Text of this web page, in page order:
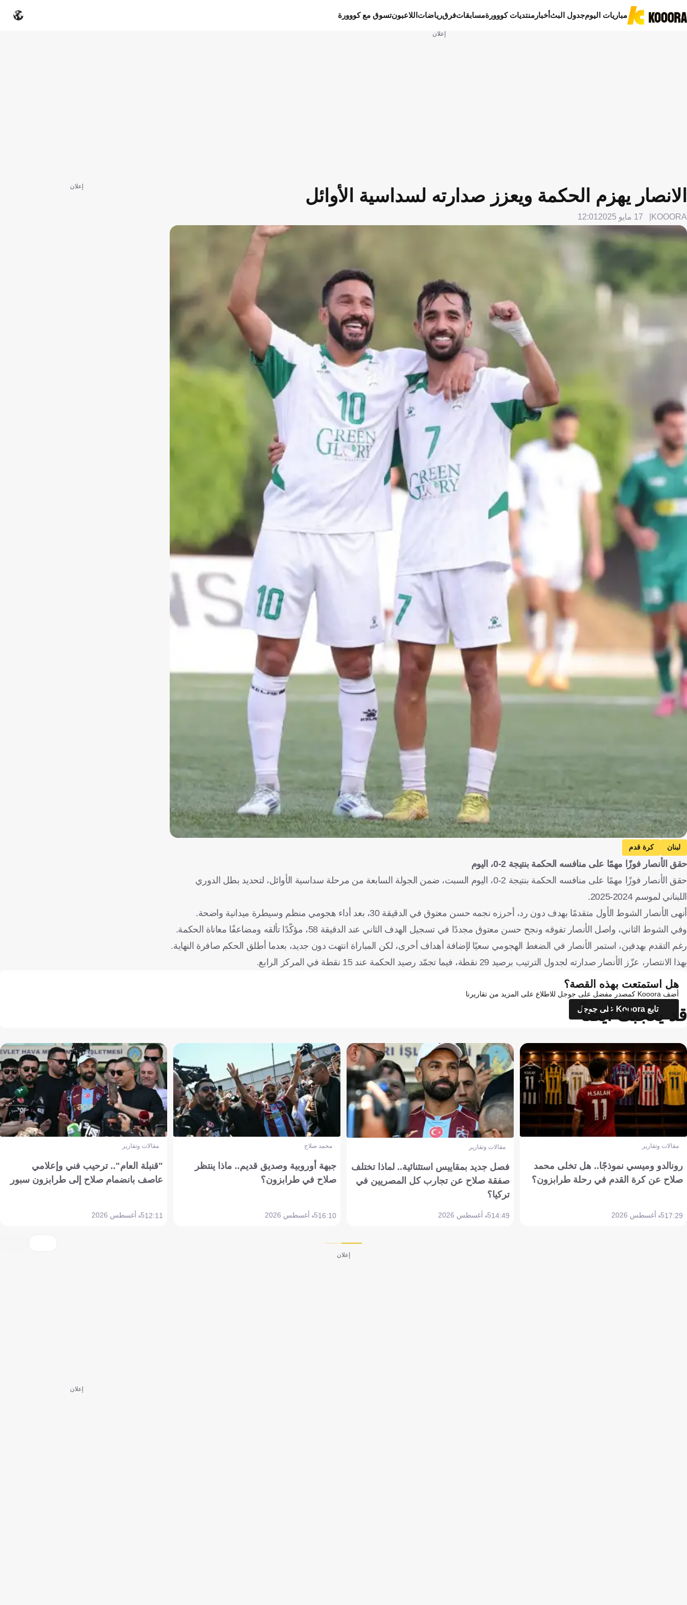
مباريات اليومجدول البثأخبار منتديات كووورةمسابقاتفرقرياضات اللاعبونتسوق مع كووورة
إعلان
الانصار يهزم الحكمة ويعزز صدارته لسداسية الأوائل
KOOORA 17 مايو 2025 12:01
لبنان كرة قدم
حقق الأنصار فوزًا مهمًا على منافسه الحكمة بنتيجة 2-0، اليوم
حقق الأنصار فوزًا مهمًا على منافسه الحكمة بنتيجة 2-0، اليوم السبت، ضمن الجولة السابعة من مرحلة سداسية الأوائل، لتحديد بطل الدوري
اللبناني لموسم 2024-2025.
أنهى الأنصار الشوط الأول متقدمًا بهدف دون رد، أحرزه نجمه حسن معتوق في الدقيقة 30، بعد أداء هجومي منظم وسيطرة ميدانية واضحة.
وفي الشوط الثاني، واصل الأنصار تفوقه ونجح حسن معتوق مجددًا في تسجيل الهدف الثاني عند الدقيقة 58، مؤكّدًا تألقه ومضاعفًا معاناة الحكمة.
رغم التقدم بهدفين، استمر الأنصار في الضغط الهجومي سعيًا لإضافة أهداف أخرى، لكن المباراة انتهت دون جديد، بعدما أطلق الحكم صافرة النهاية.
بهذا الانتصار، عزّز الأنصار صدارته لجدول الترتيب برصيد 29 نقطة، فيما تجمّد رصيد الحكمة عند 15 نقطة في المركز الرابع.
إعلان
هل استمتعت بهذه القصة؟
أضف Kooora كمصدر مفضل على جوجل للاطلاع على المزيد من تقاريرنا
تابع Kooora على جوجل
قد يعجبك أيضاً
مقالات وتقارير
رونالدو وميسي نموذجًا.. هل تخلى محمد
صلاح عن كرة القدم في رحلة طرابزون؟
17:295 أغسطس 2026
مقالات وتقارير
فصل جديد بمقاييس استثنائية.. لماذا تختلف
صفقة صلاح عن تجارب كل المصريين في
تركيا؟
14:495 أغسطس 2026
محمد صلاح
جبهة أوروبية وصديق قديم.. ماذا ينتظر
صلاح في طرابزون؟
16:105 أغسطس 2026
مقالات وتقارير
"قنبلة العام".. ترحيب فني وإعلامي
عاصف بانضمام صلاح إلى طرابزون سبور
12:115 أغسطس 2026
إعلان
إعلان